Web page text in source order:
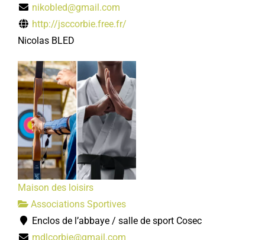
nikobled@gmail.com
http://jsccorbie.free.fr/
Nicolas BLED
Maison des loisirs
Associations Sportives
Enclos de l’abbaye / salle de sport Cosec
mdlcorbie@gmail.com